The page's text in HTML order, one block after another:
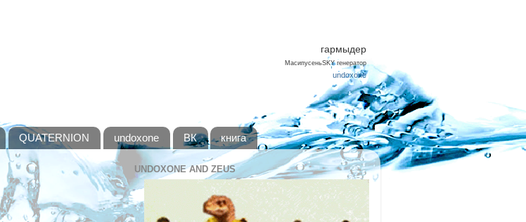
гармыдер
МасипусеньSKY генератор
undoxone
QUATERNION undoxone ВК книга
UNDOXONE AND ZEUS